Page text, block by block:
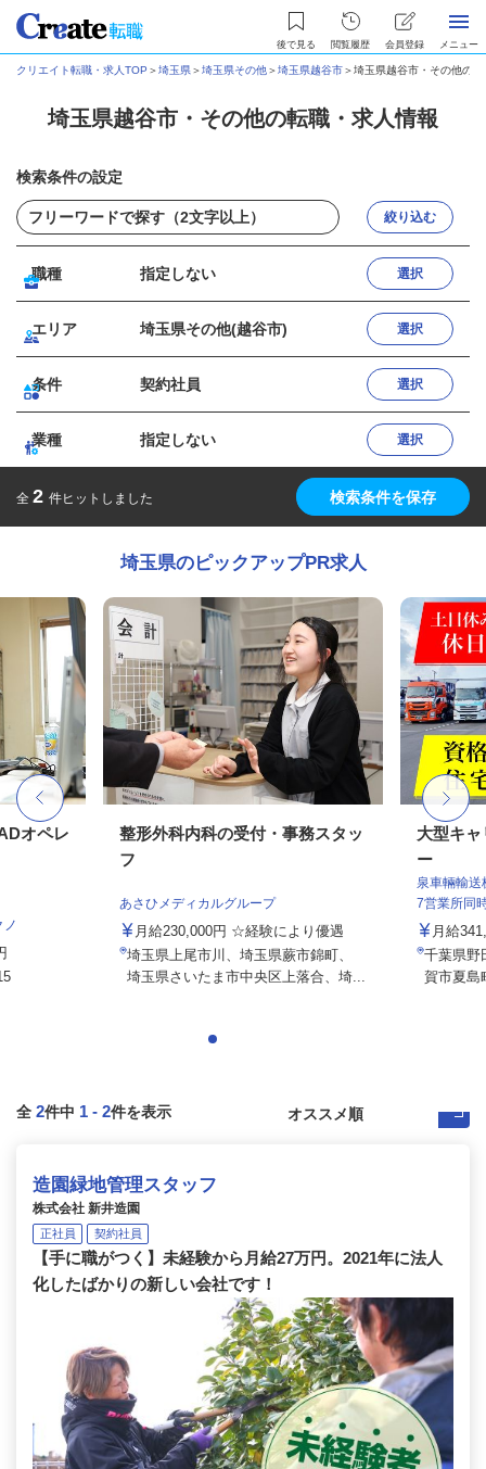
後で見る 閲覧履歴 会員登録 メニュー
クリエイト転職・求人TOP ＞埼玉県＞埼玉県その他＞埼玉県越谷市＞埼玉県越谷市・その他の
埼玉県越谷市・その他の転職・求人情報
検索条件の設定
絞り込む
職種 指定しない 選択
エリア 埼玉県その他(越谷市) 選択
条件 契約社員 選択
業種 指定しない 選択
全 2 件ヒットしました 検索条件を保存
埼玉県のピックアップPR求人
オペレ
ノ
整形外科内科の受付・事務スタッ
フ
あさひメディカルグループ
月給230,000円 ☆経験により優遇
埼玉県上尾市川、埼玉県蕨市錦町、
埼玉県さいたま市中央区上落合、埼...
大型キ
ー
泉車輛輸
7営業所同
月給
千葉県野
賀市夏島
全 2件中 1 - 2件を表示
造園緑地管理スタッフ
株式会社 新井造園
正社員 契約社員
【手に職がつく】未経験から月給27万円。2021年に法人
化したばかりの新しい会社です！